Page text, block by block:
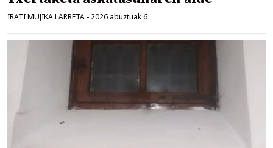
IRATI MUJIKA LARRETA - 2026 abuztuak 6